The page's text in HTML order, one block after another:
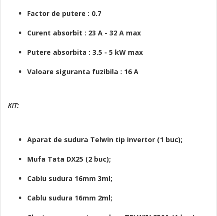
Factor de putere : 0.7
Curent absorbit : 23 A - 32 A max
Putere absorbita : 3.5 - 5 kW max
Valoare siguranta fuzibila : 16 A
KIT:
Aparat de sudura Telwin tip invertor (1 buc);
Mufa Tata DX25 (2 buc);
Cablu sudura 16mm 3ml;
Cablu sudura 16mm 2ml;